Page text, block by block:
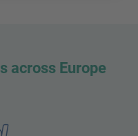
across Europe